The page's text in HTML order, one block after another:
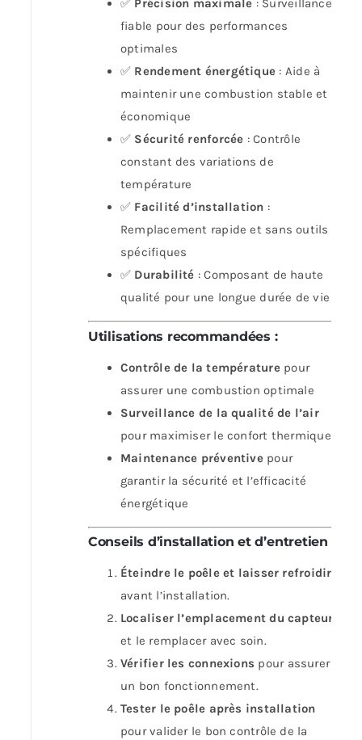
✅ Précision maximale : Surveillance
fiable pour des performances
optimales
✅ Rendement énergétique : Aide à
maintenir une combustion stable et
économique
✅ Sécurité renforcée : Contrôle
constant des variations de
température
✅ Facilité d’installation :
Remplacement rapide et sans outils
spécifiques
✅ Durabilité : Composant de haute
qualité pour une longue durée de vie
Utilisations recommandées :
Contrôle de la températurepour
assurer une combustion optimale
Surveillance de la qualité de l’air
pour maximiser le confort thermique
Maintenance préventivepour
garantir la sécurité et l’efficacité
énergétique
Conseils d’installation et d’entretien
Éteindre le poêle et laisser refroidir
avant l’installation.
Localiser l’emplacement du capteur
et le remplacer avec soin.
Vérifier les connexions pour assurer
un bon fonctionnement.
Tester le poêle après installation
pour valider le bon contrôle de la